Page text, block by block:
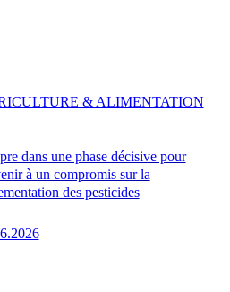
dans une phase décisive pour
à un compromis sur la
des pesticides
& ALIMENTATION